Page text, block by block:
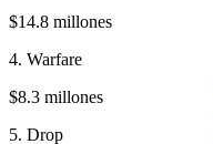
$14.8 millones
4. Warfare
$8.3 millones
5. Drop